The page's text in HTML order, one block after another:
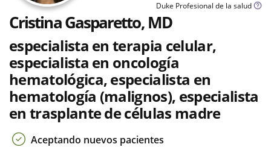
Duke Profesional de la salud
Cristina Gasparetto, MD
especialista en terapia celular,
especialista en oncología
hematológica, especialista en
hematología (malignos), especialista
en trasplante de células madre
Aceptando nuevos pacientes